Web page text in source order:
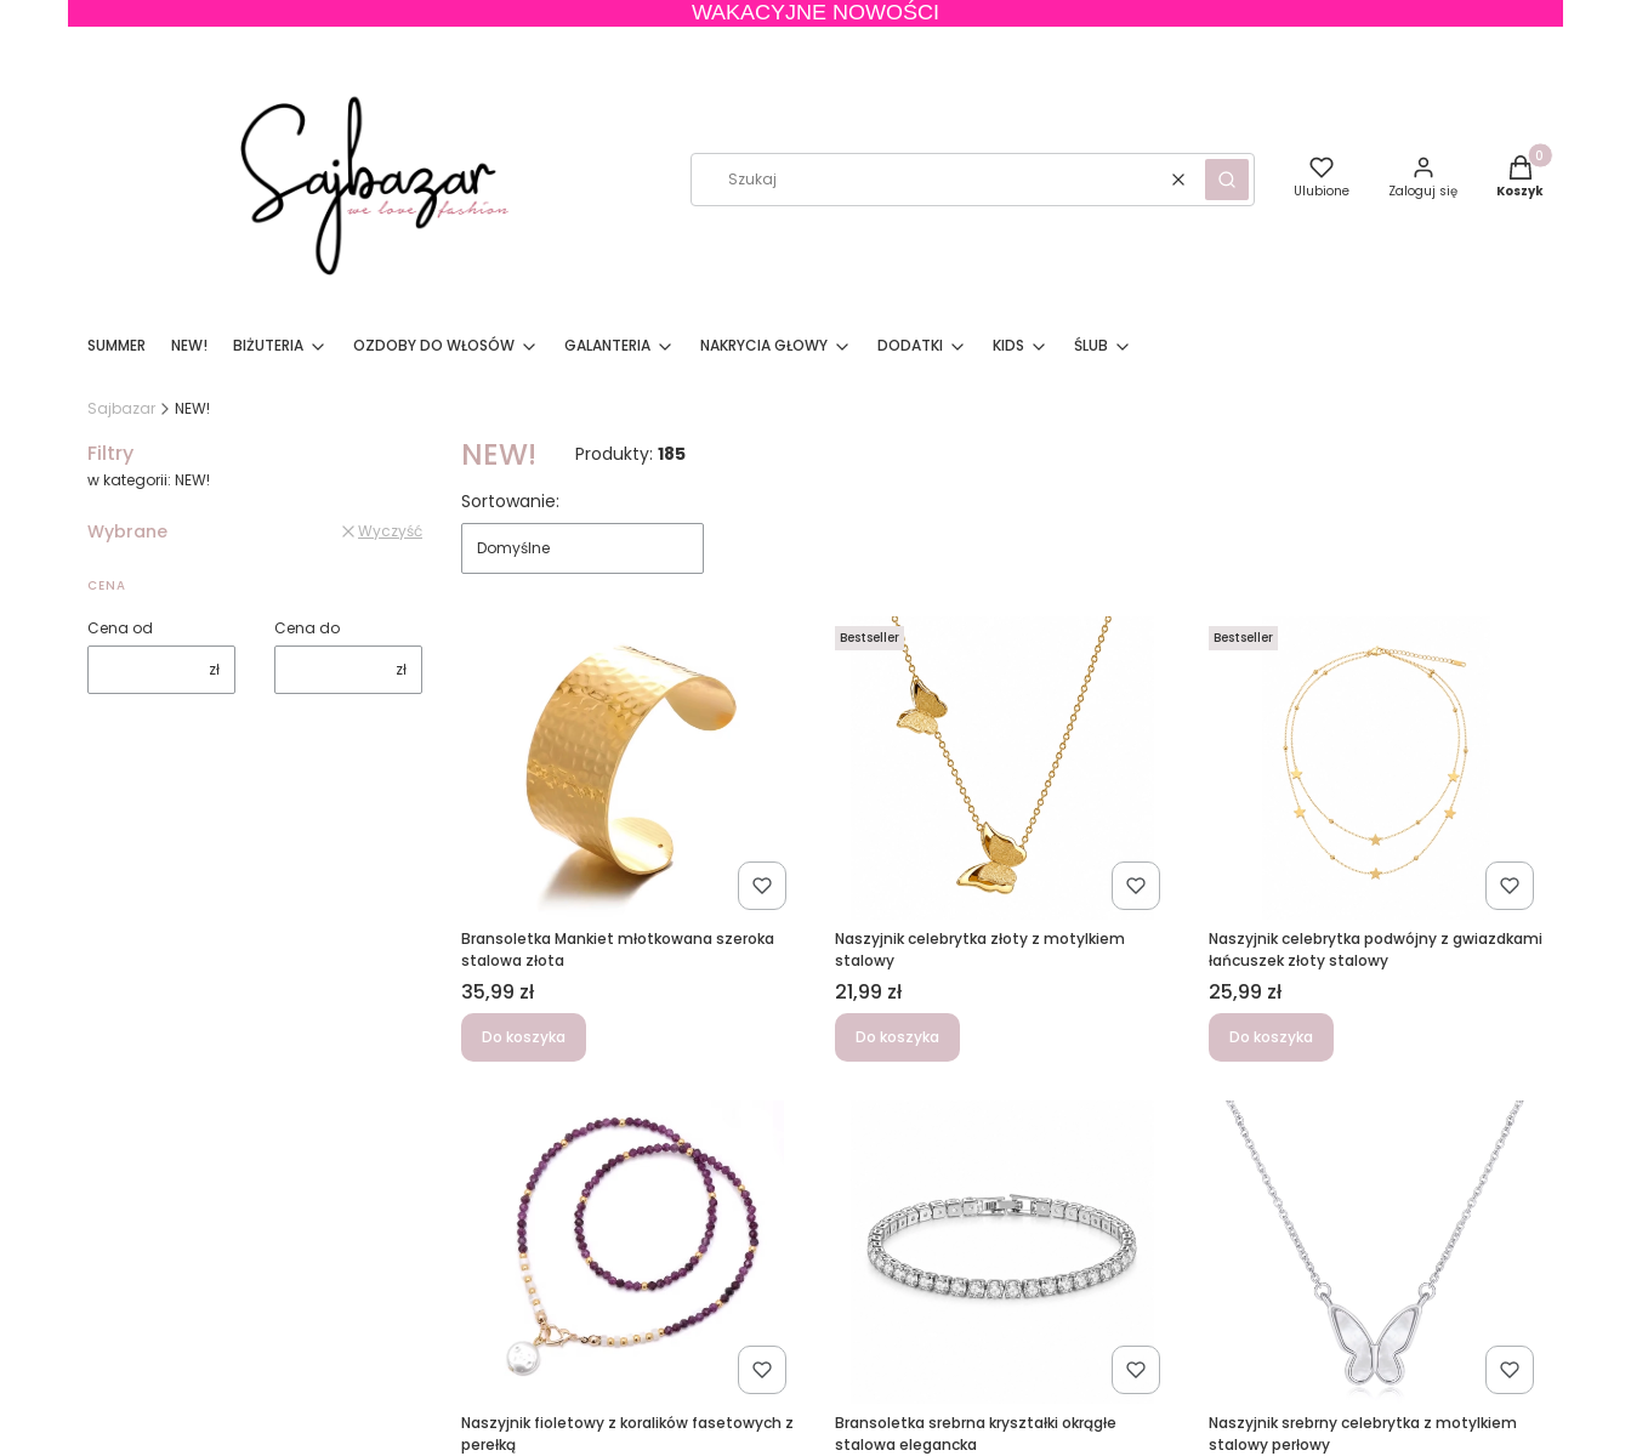
WAKACYJNE NOWOŚCI
WyczyśćSzukaj Ulubione Zaloguj się
Produkty w
Koszyk
SUMMER NEW! BIŻUTERIA OZDOBY DO WŁOSÓW GALANTERIA NAKRYCIA GŁOWY DODATKI KIDS ŚLUB
Sajbazar NEW!
Filtry
w kategorii: NEW!
Wybrane Wyczyść
CENA
Cena od
zł
Cena do
zł
NEW! Produkty: 185
Lista produktów
Sortowanie:
Domyślne
Bransoletka Mankiet młotkowana szeroka
stalowa złota
Cena
35,99 zł
Do koszyka
Bestseller
Naszyjnik celebrytka złoty z motylkiem
stalowy
Cena
21,99 zł
Do koszyka
Bestseller
Naszyjnik celebrytka podwójny z gwiazdkami
łańcuszek złoty stalowy
Cena
25,99 zł
Do koszyka
Naszyjnik fioletowy z koralików fasetowych z
perełką
Bransoletka srebrna kryształki okrągłe
stalowa elegancka
Naszyjnik srebrny celebrytka z motylkiem
stalowy perłowy